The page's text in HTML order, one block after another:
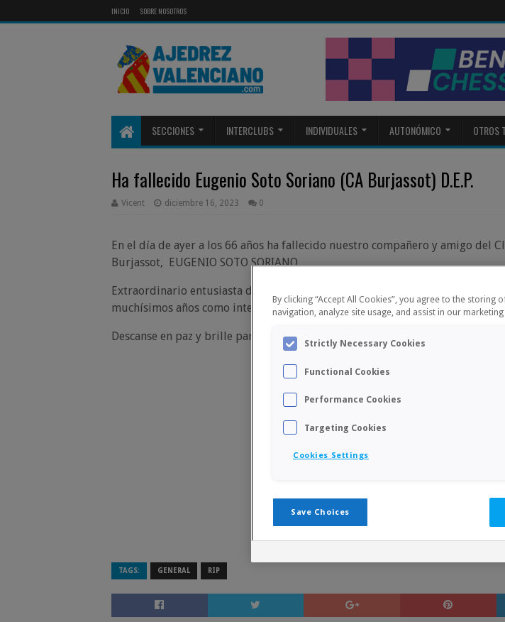
INICIO SOBRE NOSOTROS
SECCIONES INTERCLUBS INDIVIDUALES AUTONÓMICO OTROS
Ha fallecido Eugenio Soto Soriano (CA Burjassot) D.E.P.
Vicent diciembre 16, 2023 0
En el día de ayer a los 66 años ha fallecido nuestro compañero y amigo del
Burjassot, EUGENIO SOTO SORIANO
Extraordinario entusiasta del ajedrez e incomparable compañero y amigo ,
muchísimos años como integrante del Club
Descanse en paz y brille para él la luz perpetua
TAGS: GENERAL RIP
By clicking “Accept All Cookies”, you agree to the storing
navigation, analyze site usage, and assist in our
Strictly Necessary Cookies
Functional Cookies
Performance Cookies
Targeting Cookies
Cookies Settings
Save Choices